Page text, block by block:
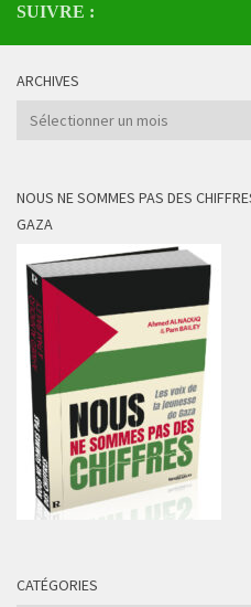
SUIVRE :
ARCHIVES
Archives
NOUS NE SOMMES PAS DES
GAZA
CATÉGORIES